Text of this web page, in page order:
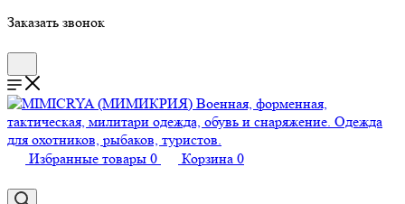
Заказать звонок
Избранные товары 0 Корзина 0